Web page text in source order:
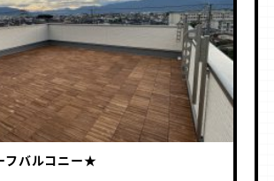
フバルコニー★